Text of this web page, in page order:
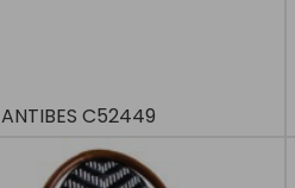
ANTIBES C52449